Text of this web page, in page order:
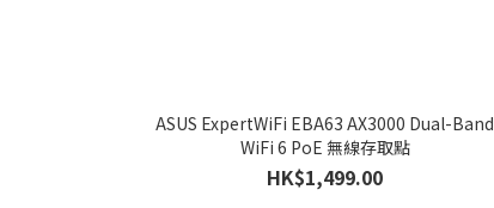
ASUS ExpertWiFi EBA63 AX3000 Dual-Band
WiFi 6 PoE 無線存取點
HK$1,499.00